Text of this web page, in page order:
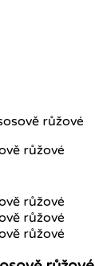
růžové